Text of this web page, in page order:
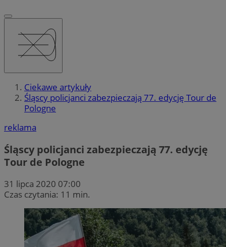
Ciekawe artykuły
Śląscy policjanci zabezpieczają 77. edycję Tour de
Pologne
reklama
Śląscy policjanci zabezpieczają 77. edycję
Tour de Pologne
31 lipca 2020 07:00
Czas czytania: 11 min.